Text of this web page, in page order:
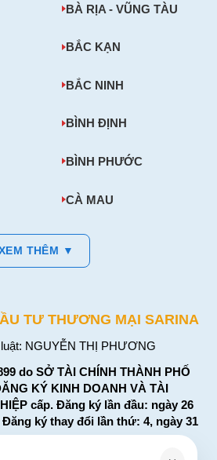
BÀ RỊA - VŨNG TÀU
BẮC KẠN
BẮC NINH
BÌNH ĐỊNH
BÌNH PHƯỚC
CÀ MAU
THÊM ▼
TƯ THƯƠNG MẠI SARINA
NGUYỄN THỊ PHƯƠNG
do SỞ TÀI CHÍNH THÀNH PHỐ
KÝ KINH DOANH VÀ TÀI
cấp. Đăng ký lần đầu: ngày 26
Đăng ký thay đổi lần thứ: 4, ngày 31